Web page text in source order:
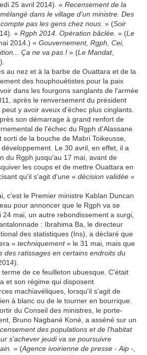
25 avril 2014). « Recensement de la
dans le village d'un ministre. Des
pas les gens chez nous. » (Soir
« Rgph 2014. Opération bâclée. » (Le
2014.) « Gouvernement, Rgph, Cei,
Ça ne va pas ! » (Le Mandat,
au nez et à la barbe de Ouattara et de la
des houphouétistes pour la paix
dans les fourgons sanglants de l'armée
après le renversement du président
y avoir aveux d'échec plus cinglants.
son démarrage à grand renfort de
de l'échec du Rgph d'Alassane
de la bouche de Mabri Toikeusse,
Le 30 avril, en effet, il a
du Rgph jusqu'au 17 mai, avant de
les coups et de mettre Ouattara en
qu'il s'agit d'une « décision validée »
c'est le Premier ministre Kablan Duncan
pour annoncer que le Rgph va se
mai, un autre rebondissement a surgi,
: Ibrahima Ba, le directeur
des statistiques (Ins), a déclaré que
« techniquement» le 31 mai, mais que
des ratissages en certains endroits du
de ce feuilleton ubuesque. C'était
et son régime qui disposent
machiavéliques, lorsqu'il s'agit de
à blanc ou de le tourner en bourrique.
du Conseil des ministres, le porte-
Bruno Nagbané Koné, a asséné sur un
des populations et de l'habitat
s'achever jeudi va se poursuivre
» (Agence ivoirienne de presse - Aip -,